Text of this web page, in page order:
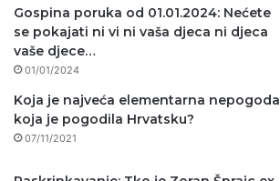
Gospina poruka od 01.01.2024: Nećete
se pokajati ni vi ni vaša djeca ni djeca
vaše djece…
01/01/2024
Koja je najveća elementarna nepogoda
koja je pogodila Hrvatsku?
07/11/2021